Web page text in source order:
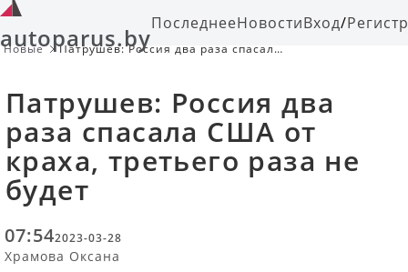
autoparus.byПоследнееНовостиВход/
Новые
Патрушев: Россия два раза спасала
Патрушев: Россия два
раза спасала США от
краха, третьего раза не
будет
07:542023-03-28
Храмова Оксана